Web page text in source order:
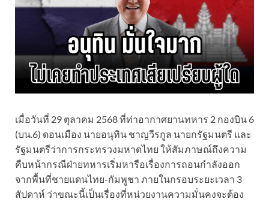
เมื่อวันที่ 29 ตุลาคม 2568 ที่ท่าอากาศยานทหาร 2 กองบิน 6
(บน.6) ดอนเมือง นายอนุทิน ชาญวีรกูล นายกรัฐมนตรี และ
รัฐมนตรีว่าการกระทรวงมหาดไทย ให้สัมภาษณ์ถึงความ
คืบหน้ากรณีฝ่ายทหารเริ่มหารือเรื่องการถอนกำลังออก
จากพื้นที่ชายแดนไทย-กัมพูชา ภายในกรอบระยะเวลา 3
สัปดาห์ ว่าขณะนี้เป็นเรื่องที่หน่วยงานความมั่นคงจะต้อง